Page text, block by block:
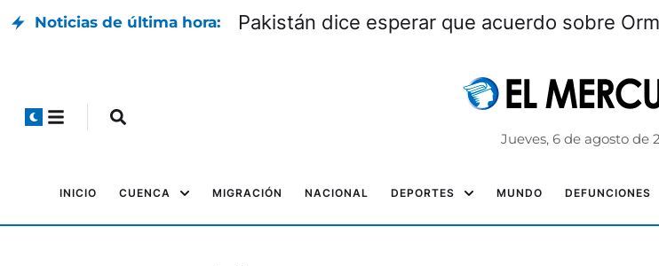
Noticias de última hora: Pakistán dice esperar que acuerdo sobre
Jueves, 6 de agosto de
INICIO CUENCA MIGRACIÓN NACIONAL DEPORTES MUNDO DEFUNCIONES